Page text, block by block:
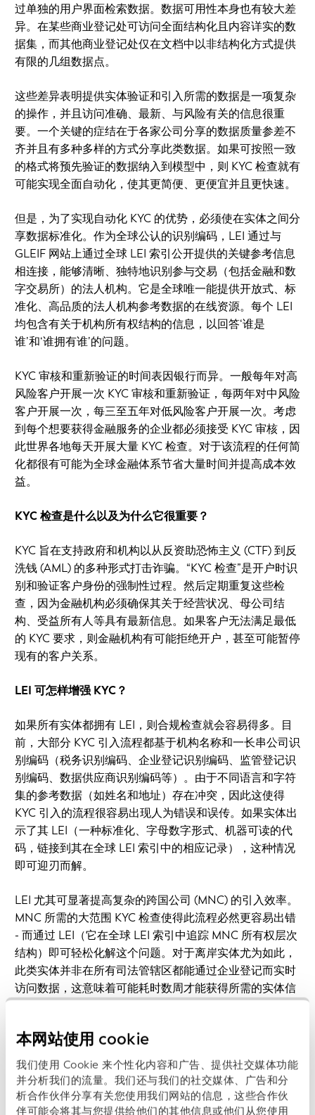
本网站使用 cookie
我们使用 Cookie 来个性化内容和广告、提供社交媒体功能
并分析我们的流量。我们还与我们的社交媒体、广告和分
析合作伙伴分享有关您使用我们网站的信息，这些合作伙
伴可能会将其与您提供给他们的其他信息或他们从您使用
过单独的用户界面检索数据。数据可用性本身也有较大差
异。在某些商业登记处可访问全面结构化且内容详实的数
据集，而其他商业登记处仅在文档中以非结构化方式提供
有限的几组数据点。
这些差异表明提供实体验证和引入所需的数据是一项复杂
的操作，并且访问准确、最新、与风险有关的信息很重
要。一个关键的症结在于各家公司分享的数据质量参差不
齐并且有多种多样的方式分享此类数据。如果可按照一致
的格式将预先验证的数据纳入到模型中，则 KYC 检查就有
可能实现全面自动化，使其更简便、更便宜并且更快速。
但是，为了实现自动化 KYC 的优势，必须使在实体之间分
享数据标准化。作为全球公认的识别编码，LEI 通过与
GLEIF 网站上通过全球 LEI 索引公开提供的关键参考信息
相连接，能够清晰、独特地识别参与交易（包括金融和数
字交易所）的法人机构。它是全球唯一能提供开放式、标
准化、高品质的法人机构参考数据的在线资源。每个 LEI
均包含有关于机构所有权结构的信息，以回答‘谁是
谁’和‘谁拥有谁’的问题。
KYC 审核和重新验证的时间表因银行而异。一般每年对高
风险客户开展一次 KYC 审核和重新验证，每两年对中风险
客户开展一次，每三至五年对低风险客户开展一次。考虑
到每个想要获得金融服务的企业都必须接受 KYC 审核，因
此世界各地每天开展大量 KYC 检查。对于该流程的任何简
化都很有可能为全球金融体系节省大量时间并提高成本效
益。
KYC 检查是什么以及为什么它很重要？
KYC 旨在支持政府和机构以从反资助恐怖主义 (CTF) 到反
洗钱 (AML) 的多种形式打击诈骗。“KYC 检查”是开户时识
别和验证客户身份的强制性过程。然后定期重复这些检
查，因为金融机构必须确保其关于经营状况、母公司结
构、受益所有人等具有最新信息。如果客户无法满足最低
的 KYC 要求，则金融机构有可能拒绝开户，甚至可能暂停
现有的客户关系。
LEI 可怎样增强 KYC？
如果所有实体都拥有 LEI，则合规检查就会容易得多。目
前，大部分 KYC 引入流程都基于机构名称和一长串公司识
别编码（税务识别编码、企业登记识别编码、监管登记识
别编码、数据供应商识别编码等）。由于不同语言和字符
集的参考数据（如姓名和地址）存在冲突，因此这使得
KYC 引入的流程很容易出现人为错误和误传。如果实体出
示了其 LEI（一种标准化、字母数字形式、机器可读的代
码，链接到其在全球 LEI 索引中的相应记录），这种情况
即可迎刃而解。
LEI 尤其可显著提高复杂的跨国公司 (MNC) 的引入效率。
MNC 所需的大范围 KYC 检查使得此流程必然更容易出错
- 而通过 LEI（它在全球 LEI 索引中追踪 MNC 所有权层次
结构）即可轻松化解这个问题。对于离岸实体尤为如此，
此类实体并非在所有司法管辖区都能通过企业登记而实时
访问数据，这意味着可能耗时数周才能获得所需的实体信
息（如果有的话）。
LEI 还有可能让寻求在新兴市场开展业务的公司受益。对
于在全球开展业务的跨国公司，在新兴市场收购新的业务
合作伙伴时常常遇到与 KYC 相关的问题。LEI 是这个问题
现成的解决方案，因为它提供 KYC 的基础起点，即连接到
描述实体的关键参考数据的全球可信身份。例如，当